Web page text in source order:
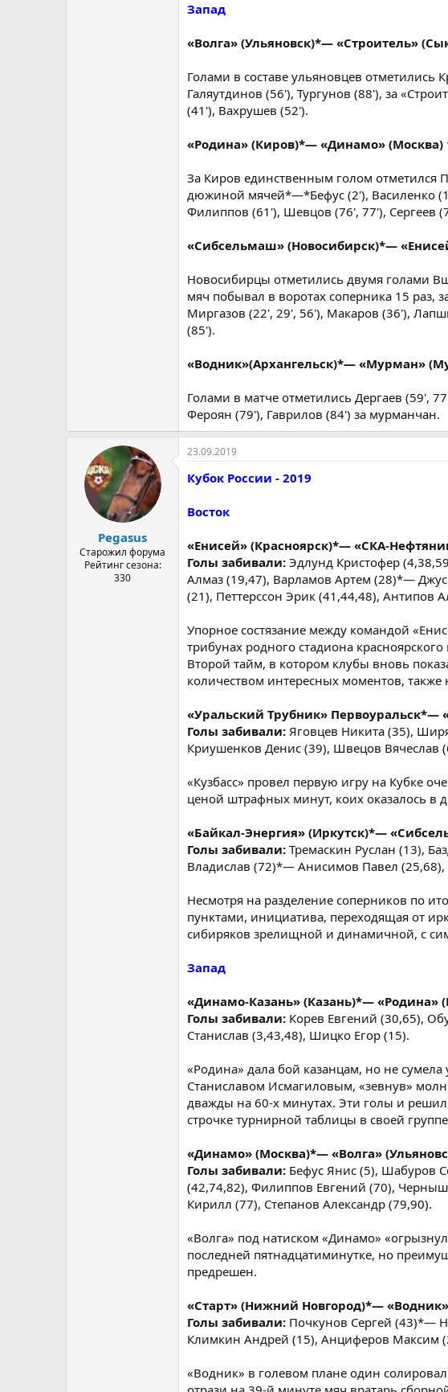
Запад
«Волга» (Ульяновск)*— «Строитель»
Голами в составе ульяновцев
Галяутдинов (56'), Тургунов (88'), за
(41'), Вахрушев (52').
«Родина» (Киров)*— «Динамо» (Москва)
За Киров единственным голом отметился
дюжиной мячей*—*Бефус (2'), Василенко
Филиппов (61'), Шевцов (76', 77'), Сергеев
«Сибсельмаш» (Новосибирск)*—
Новосибирцы отметились двумя голами
мяч побывал в воротах соперника 15 раз,
Миргазов (22', 29', 56'), Макаров (36'),
(85').
«Водник»(Архангельск)*— «Мурман»
Голами в матче отметились Дергаев (59',
Фероян (79'), Гаврилов (84') за мурманчан.
Pegasus
Старожил форума
Рейтинг сезона:
330
23.09.2019
Кубок России - 2019
Восток
«Енисей» (Красноярск)*— «СКА-
Голы забивали: Эдлунд Кристофер
Алмаз (19,47), Варламов Артем (28)*—
(21), Петтерссон Эрик (41,44,48), Антипов
Упорное состязание между командой
трибунах родного стадиона
Второй тайм, в котором клубы вновь
количеством интересных моментов, также
«Уральский Трубник» Первоуральск*—
Голы забивали: Яговцев Никита (35),
Криушенков Денис (39), Швецов Вячеслав
«Кузбасс» провел первую игру на Кубке
ценой штрафных минут, коих оказалось в
«Байкал-Энергия» (Иркутск)*—
Голы забивали: Тремаскин Руслан (13),
Владислав (72)*— Анисимов Павел
Несмотря на разделение соперников по
пунктами, инициатива, переходящая от
сибиряков зрелищной и динамичной, с
Запад
«Динамо-Казань» (Казань)*— «Родина»
Голы забивали: Корев Евгений (30,65),
Станислав (3,43,48), Шицко Егор (15).
«Родина» дала бой казанцам, но не
Станиславом Исмагиловым, «зевнув»
дважды на 60-х минутах. Эти голы и
строчке турнирной таблицы в своей
«Динамо» (Москва)*— «Волга»
Голы забивали: Бефус Янис (5), Шабуров
(42,74,82), Филиппов Евгений (70),
Кирилл (77), Степанов Александр (79,90).
«Волга» под натиском «Динамо»
последней пятнадцатиминутке, но
предрешен.
«Старт» (Нижний Новгород)*— «Водник»
Голы забивали: Почкунов Сергей (43)*—
Климкин Андрей (15), Анциферов Максим
«Водник» в голевом плане один